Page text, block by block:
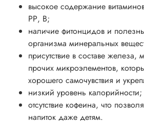
высокое содержание
РР, В;
наличие фитонцидов и
организма минеральных
присутствие в составе
прочих микроэлементов,
хорошего самочувствия и
низкий уровень калорийности;
отсутствие кофеина, что
напиток даже детям.